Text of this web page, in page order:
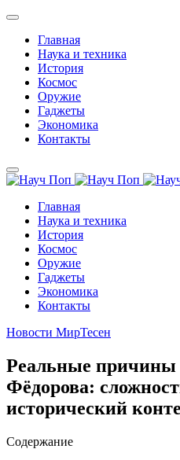
Главная
Наука и техника
История
Космос
Оружие
Гаджеты
Экономика
Контакты
Главная
Наука и техника
История
Космос
Оружие
Гаджеты
Экономика
Контакты
Новости МирТесен
Реальные причины
Фёдорова:
исторический
Содержание